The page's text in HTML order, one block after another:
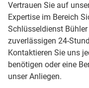
Vertrauen Sie auf
Expertise im Bereich
Schlüsseldienst
zuverlässigen 24-
Kontaktieren Sie uns
benötigen oder eine
unser Anliegen.